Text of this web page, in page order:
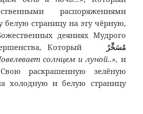
распоряжениями
белую страницу на эту чёрную,
деяниях Мудрого
Который
مُسَخِّرُ
солнцем и луной..», и
Свою раскрашенную зелёную
холодную и белую страницу